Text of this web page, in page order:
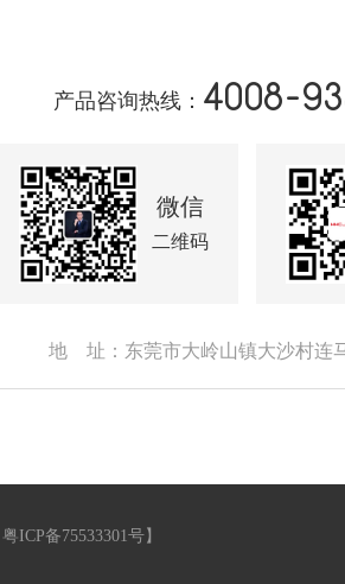
产品咨询热线： 4008-
微信
二维码
地 址：东莞市大岭山镇大沙村
粤ICP备75533301号 】